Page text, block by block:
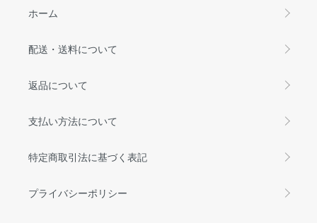
ホーム
配送・送料について
返品について
支払い方法について
特定商取引法に基づく表記
プライバシーポリシー